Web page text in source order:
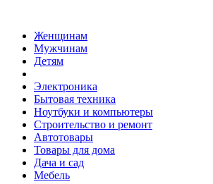
Женщинам
Мужчинам
Детям
Электроника
Бытовая техника
Ноутбуки и компьютеры
Строительство и ремонт
Автотовары
Товары для дома
Дача и сад
Мебель